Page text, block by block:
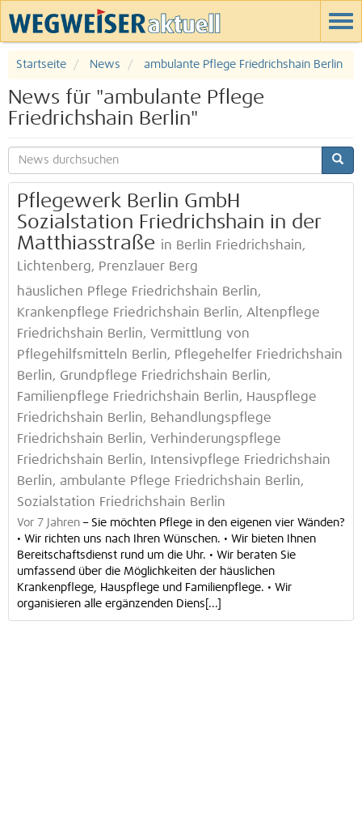
Startseite News ambulante Pflege Friedrichshain Berlin
News für "ambulante Pflege
Friedrichshain Berlin"
Pflegewerk Berlin GmbH
Sozialstation Friedrichshain in der
Matthiasstraße in Berlin Friedrichshain,
Lichtenberg, Prenzlauer Berg
häuslichen Pflege Friedrichshain Berlin,
Krankenpflege Friedrichshain Berlin, Altenpflege
Friedrichshain Berlin, Vermittlung von
Pflegehilfsmitteln Berlin, Pflegehelfer Friedrichshain
Berlin, Grundpflege Friedrichshain Berlin,
Familienpflege Friedrichshain Berlin, Hauspflege
Friedrichshain Berlin, Behandlungspflege
Friedrichshain Berlin, Verhinderungspflege
Friedrichshain Berlin, Intensivpflege Friedrichshain
Berlin, ambulante Pflege Friedrichshain Berlin,
Sozialstation Friedrichshain Berlin
Vor 7 Jahren – Sie möchten Pflege in den eigenen vier Wänden?
• Wir richten uns nach Ihren Wünschen. • Wir bieten Ihnen
Bereitschaftsdienst rund um die Uhr. • Wir beraten Sie
umfassend über die Möglichkeiten der häuslichen
Krankenpflege, Hauspflege und Familienpflege. • Wir
organisieren alle ergänzenden Diens[...]